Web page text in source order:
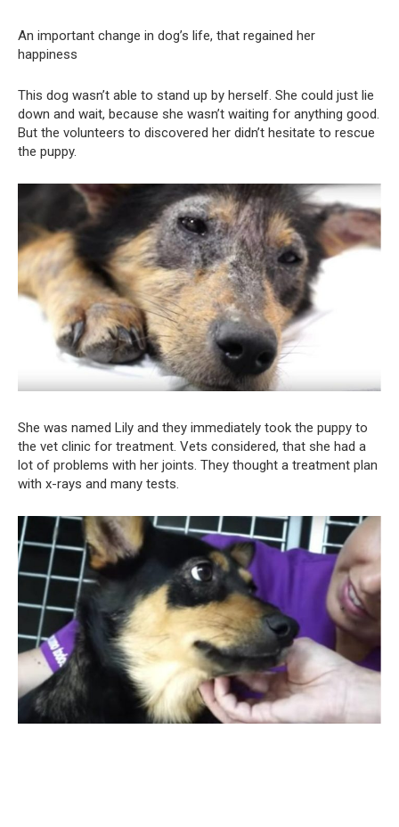
An important change in dog’s life, that regained her
happiness
This dog wasn’t able to stand up by herself. She could just lie
down and wait, because she wasn’t waiting for anything good.
But the volunteers to discovered her didn’t hesitate to rescue
the puppy.
She was named Lily and they immediately took the puppy to
the vet clinic for treatment. Vets considered, that she had a
lot of problems with her joints. They thought a treatment plan
with x-rays and many tests.